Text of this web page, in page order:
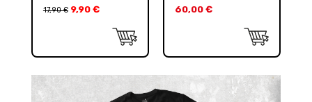
17,90€ 9,90 € 60,00 €